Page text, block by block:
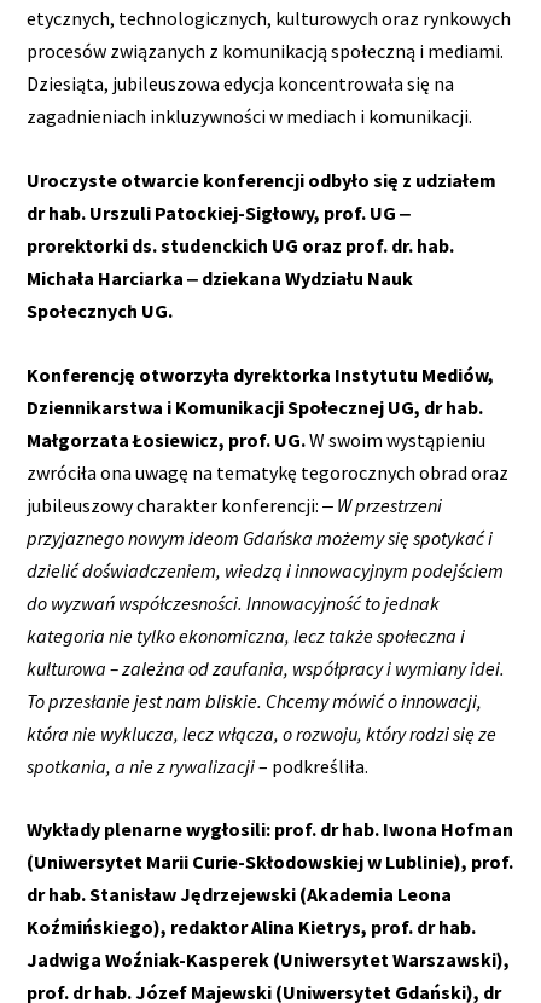
etycznych, technologicznych, kulturowych oraz rynkowych
procesów związanych z komunikacją społeczną i mediami.
Dziesiąta, jubileuszowa edycja koncentrowała się na
zagadnieniach inkluzywności w mediach i komunikacji.
Uroczyste otwarcie konferencji odbyło się z udziałem
dr hab. Urszuli Patockiej-Sigłowy, prof. UG ‒
prorektorki ds. studenckich UG oraz prof. dr. hab.
Michała Harciarka ‒ dziekana Wydziału Nauk
Społecznych UG.
Konferencję otworzyła dyrektorka Instytutu Mediów,
Dziennikarstwa i Komunikacji Społecznej UG, dr hab.
Małgorzata Łosiewicz, prof. UG.W swoim wystąpieniu
zwróciła ona uwagę na tematykę tegorocznych obrad oraz
jubileuszowy charakter konferencji: ‒ W przestrzeni
przyjaznego nowym ideom Gdańska możemy się spotykać i
dzielić doświadczeniem, wiedzą i innowacyjnym podejściem
do wyzwań współczesności. Innowacyjność to jednak
kategoria nie tylko ekonomiczna, lecz także społeczna i
kulturowa – zależna od zaufania, współpracy i wymiany idei.
To przesłanie jest nam bliskie. Chcemy mówić o innowacji,
która nie wyklucza, lecz włącza, o rozwoju, który rodzi się ze
spotkania, a nie z rywalizacji– podkreśliła.
Wykłady plenarne wygłosili: prof. dr hab. Iwona Hofman
(Uniwersytet Marii Curie-Skłodowskiej w Lublinie), prof.
dr hab. Stanisław Jędrzejewski (Akademia Leona
Koźmińskiego), redaktor Alina Kietrys, prof. dr hab.
Jadwiga Woźniak-Kasperek (Uniwersytet Warszawski),
prof. dr hab. Józef Majewski (Uniwersytet Gdański), dr